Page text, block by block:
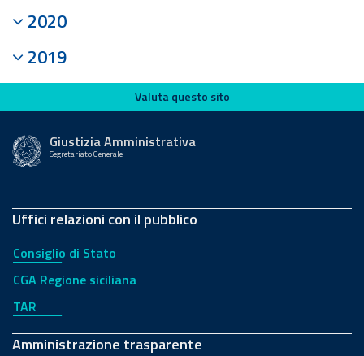
2020
2019
Valuta questo sito
Valuta questo sito
Giustizia Amministrativa
Segretariato Generale
Uffici relazioni con il pubblico
Consiglio di Stato
CGA Regione siciliana
TAR
Amministrazione trasparente